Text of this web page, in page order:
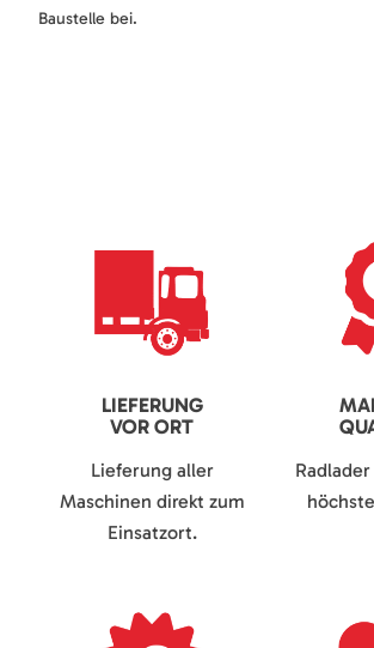
Baustelle bei.
LIEFERUNG
VOR ORT
Lieferung aller
Maschinen direkt zum
Einsatzort.